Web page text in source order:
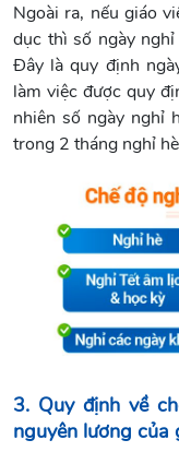
Ngoài ra, nếu giáo
dục thì số ngày
Đây là quy định
làm việc được quy
nhiên số ngày nghỉ
trong 2 tháng nghỉ
3. Quy định về
nguyên lương của